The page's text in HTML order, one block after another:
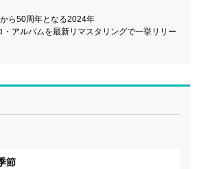
ら50周年となる2024年
アルバムを最新リマスタリングで一挙リリー
節